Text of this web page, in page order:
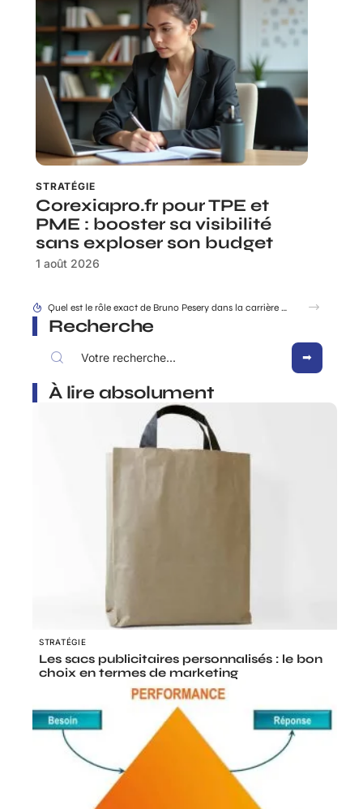
STRATÉGIE
Corexiapro.fr pour TPE et
PME : booster sa visibilité
sans exploser son budget
1 août 2026
Quel est le rôle exact de Bruno Pesery dans la carrière d’Isabelle Carré ?
Recherche
À lire absolument
STRATÉGIE
Les sacs publicitaires personnalisés : le bon
choix en termes de marketing